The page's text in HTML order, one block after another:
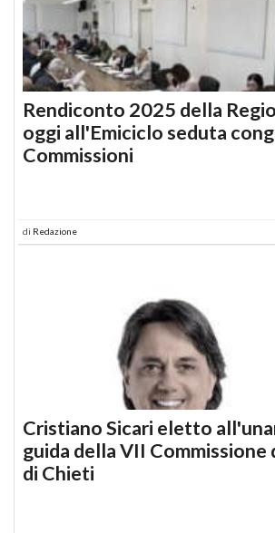
Rendiconto 2025 della
oggi all'Emiciclo seduta
Commissioni
di Redazione
Cristiano Sicari eletto
guida della VII Commissione
di Chieti